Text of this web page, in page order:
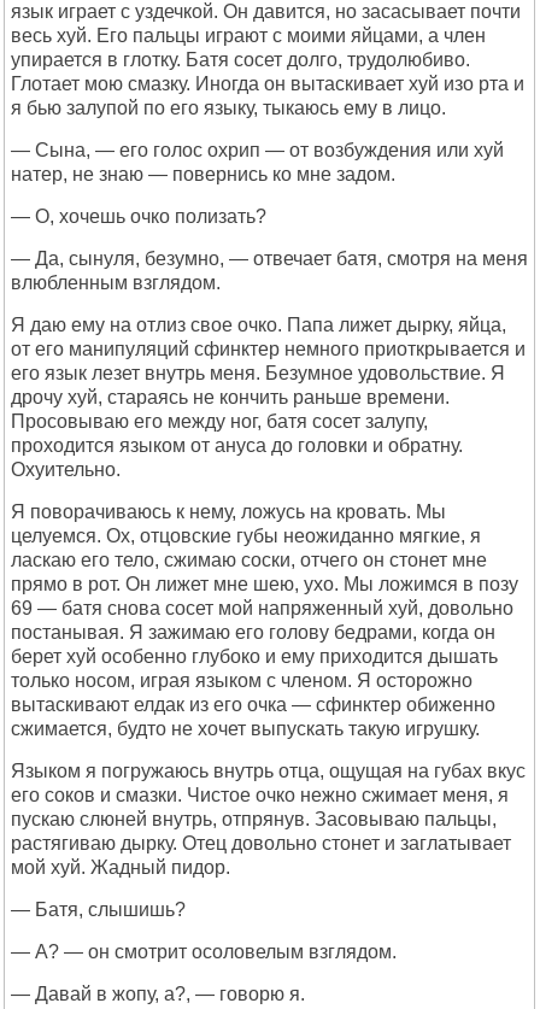
язык играет с уздечкой. Он давится, но засасывает почти
весь хуй. Его пальцы играют с моими яйцами, а член
упирается в глотку. Батя сосет долго, трудолюбиво.
Глотает мою смазку. Иногда он вытаскивает хуй изо рта и
я бью залупой по его языку, тыкаюсь ему в лицо.
— Сына, — его голос охрип — от возбуждения или хуй
натер, не знаю — повернись ко мне задом.
— О, хочешь очко полизать?
— Да, сынуля, безумно, — отвечает батя, смотря на меня
влюбленным взглядом.
Я даю ему на отлиз свое очко. Папа лижет дырку, яйца,
от его манипуляций сфинктер немного приоткрывается и
его язык лезет внутрь меня. Безумное удовольствие. Я
дрочу хуй, стараясь не кончить раньше времени.
Просовываю его между ног, батя сосет залупу,
проходится языком от ануса до головки и обратну.
Охуительно.
Я поворачиваюсь к нему, ложусь на кровать. Мы
целуемся. Ох, отцовские губы неожиданно мягкие, я
ласкаю его тело, сжимаю соски, отчего он стонет мне
прямо в рот. Он лижет мне шею, ухо. Мы ложимся в позу
69 — батя снова сосет мой напряженный хуй, довольно
постанывая. Я зажимаю его голову бедрами, когда он
берет хуй особенно глубоко и ему приходится дышать
только носом, играя языком с членом. Я осторожно
вытаскивают елдак из его очка — сфинктер обиженно
сжимается, будто не хочет выпускать такую игрушку.
Языком я погружаюсь внутрь отца, ощущая на губах вкус
его соков и смазки. Чистое очко нежно сжимает меня, я
пускаю слюней внутрь, отпрянув. Засовываю пальцы,
растягиваю дырку. Отец довольно стонет и заглатывает
мой хуй. Жадный пидор.
— Батя, слышишь?
— А? — он смотрит осоловелым взглядом.
— Давай в жопу, а?, — говорю я.